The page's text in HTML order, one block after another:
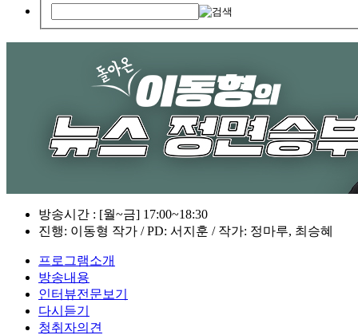
방송시간 : [월~금] 17:00~18:30
진행: 이동형 작가 / PD: 서지훈 / 작가: 정마루, 최승혜
프로그램소개
방송내용
인터뷰전문보기
다시듣기
청취자의견